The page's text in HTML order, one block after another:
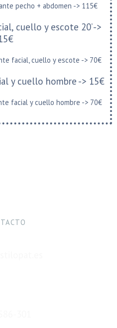
pecho + abdomen -> 115€
cuello y escote 20’ ->
facial, cuello y escote -> 70€
y cuello hombre -> 15€
facial y cuello hombre -> 70€